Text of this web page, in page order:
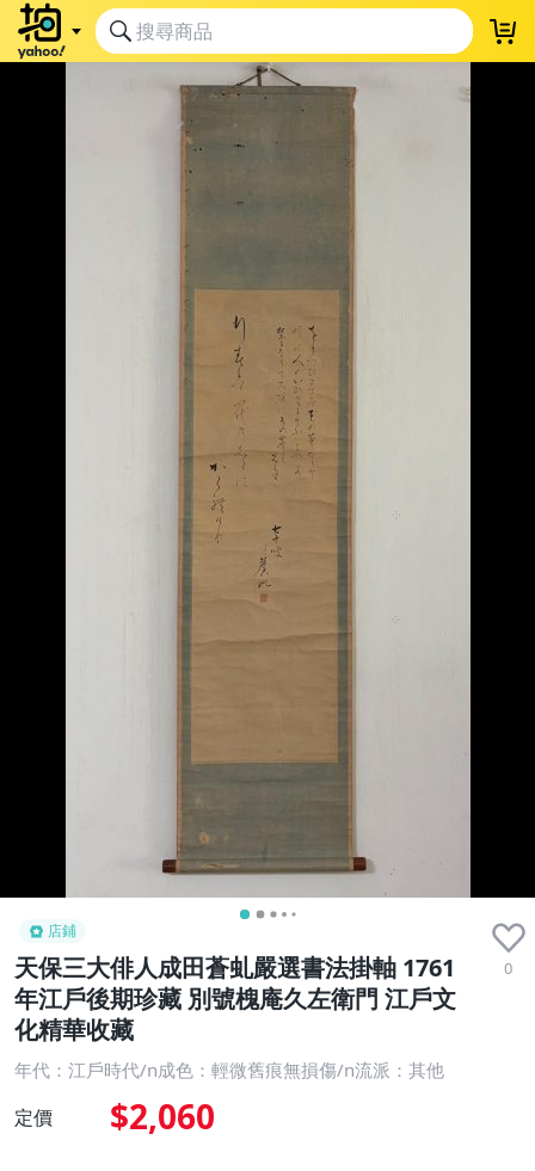
店鋪
天保三大俳人成田蒼虬嚴選書法掛軸 1761
年江戶後期珍藏 別號槐庵久左衛門 江戶文
化精華收藏
0
年代：江戶時代/n成色：輕微舊痕無損傷/n流派：其他
定價 $2,060